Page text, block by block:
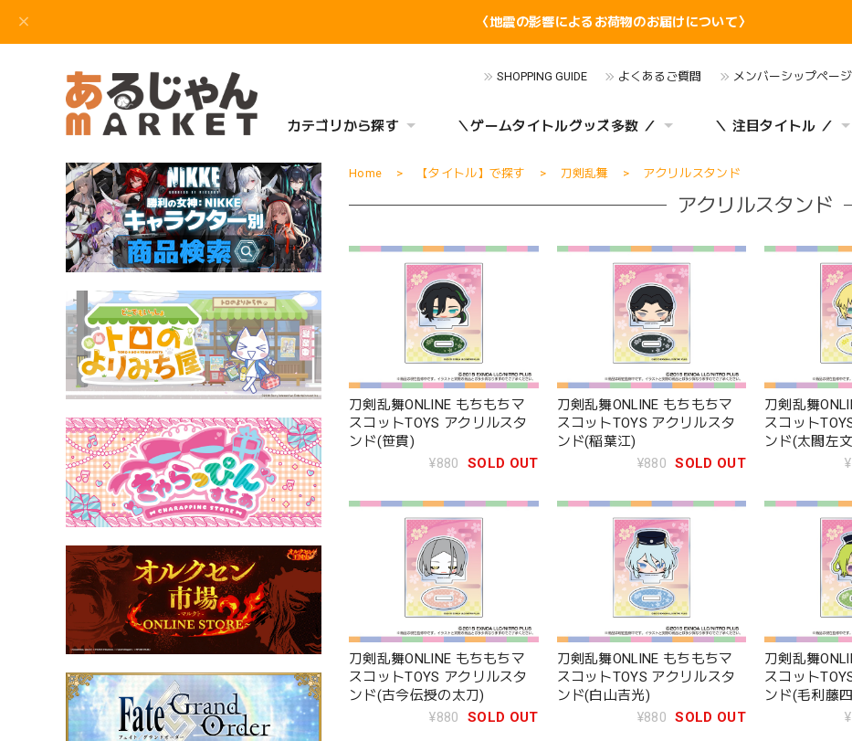
〈地震の影響によるお荷物のお届けについて〉
SHOPPING GUIDE よくあるご質問 メンバーシップページ
カテゴリから探す ＼ゲームタイトルグッズ多数 ／ ＼ 注目タイトル ／
Home 【タイトル】で探す 刀剣乱舞 アクリルスタンド
アクリルスタンド
刀剣乱舞ONLINE もちもちマ
スコットTOYS アクリルスタ
ンド(笹貫)
¥880
SOLD OUT
刀剣乱舞ONLINE もちもちマ
スコットTOYS アクリルスタ
ンド(稲葉江)
¥880 SOLD OUT
刀剣乱舞
スコット
ンド(太閤左
刀剣乱舞ONLINE もちもちマ
スコットTOYS アクリルスタ
ンド(古今伝授の太刀)
¥880
SOLD OUT
刀剣乱舞ONLINE もちもちマ
スコットTOYS アクリルスタ
ンド(白山吉光)
¥880 SOLD OUT
刀剣乱舞
スコット
ンド(毛利藤